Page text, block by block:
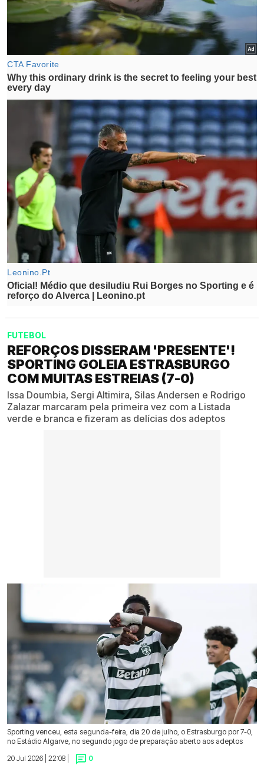
FUTEBOL
REFORÇOS DISSERAM 'PRESENTE'!
SPORTING GOLEIA ESTRASBURGO
COM MUITAS ESTREIAS (7-0)
Issa Doumbia, Sergi Altimira, Silas Andersen e Rodrigo
Zalazar marcaram pela primeira vez com a Listada
verde e branca e fizeram as delícias dos adeptos
Sporting venceu, esta segunda-feira, dia 20 de julho, o Estrasburgo por 7-0,
no Estádio Algarve, no segundo jogo de preparação aberto aos adeptos
20 Jul 2026 | 22:08 |
0